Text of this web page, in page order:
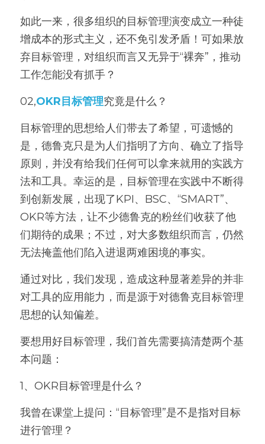
如此一来，很多组织的目标管理演变成立一种徒
增成本的形式主义，还不免引发矛盾！可如果放
弃目标管理，对组织而言又无异于“裸奔”，推动
工作怎能没有抓手？
02,OKR目标管理究竟是什么？
目标管理的思想给人们带去了希望，可遗憾的
是，德鲁克只是为人们指明了方向、确立了指导
原则，并没有给我们任何可以拿来就用的实践方
法和工具。幸运的是，目标管理在实践中不断得
到创新发展，出现了KPI、BSC、“SMART”、
OKR等方法，让不少德鲁克的粉丝们收获了他
们期待的成果；不过，对大多数组织而言，仍然
无法掩盖他们陷入进退两难困境的事实。
通过对比，我们发现，造成这种显著差异的并非
对工具的应用能力，而是源于对德鲁克目标管理
思想的认知偏差。
要想用好目标管理，我们首先需要搞清楚两个基
本问题：
1、OKR目标管理是什么？
我曾在课堂上提问：“目标管理”是不是指对目标
进行管理？